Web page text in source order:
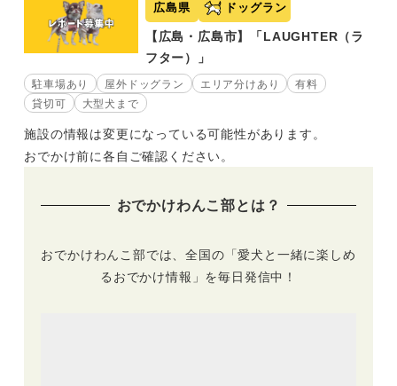
広島県 ドッグラン
【広島・広島市】「LAUGHTER（ラ
フター）」
駐車場あり 屋外ドッグラン エリア分けあり
有料
貸切可
大型犬まで
施設の情報は変更になっている可能性があります。
おでかけ前に各自ご確認ください。
おでかけわんこ部とは？
おでかけわんこ部では、全国の「愛犬と一緒に楽しめ
るおでかけ情報」を毎日発信中！